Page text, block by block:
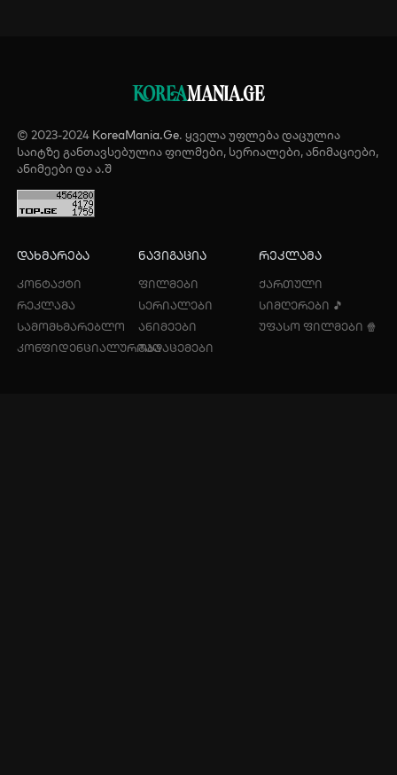
KOREAMANIA.GE
© 2023-2024 KoreaMania.Ge. ყველა უფლება დაცულია
საიტზე განთავსებულია ფილმები, სერიალები, ანიმაციები,
ანიმეები და ა.შ
დახმარება
კონტაქტი
რეკლამა
სამომხმარებლო
კონფიდენციალურობა
ნავიგაცია
ფილმები
სერიალები
ანიმეები
გადაცემები
რეკლამა
ქართული
სიმღერები 🎵
უფასო ფილმები 🍿